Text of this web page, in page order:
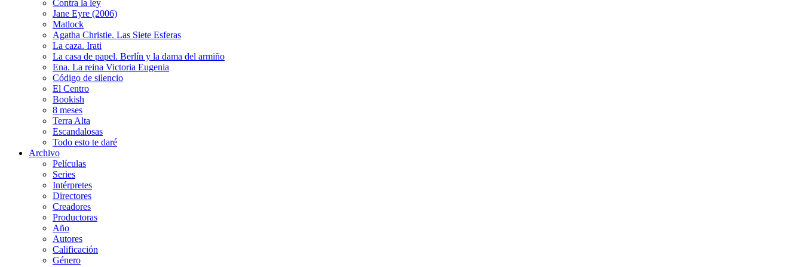
Contra la ley
Jane Eyre (2006)
Matlock
Agatha Christie. Las Siete Esferas
La caza. Irati
La casa de papel. Berlín y la dama del armiño
Ena. La reina Victoria Eugenia
Código de silencio
El Centro
Bookish
8 meses
Terra Alta
Escandalosas
Todo esto te daré
Archivo
Películas
Series
Intérpretes
Directores
Creadores
Productoras
Año
Autores
Calificación
Género